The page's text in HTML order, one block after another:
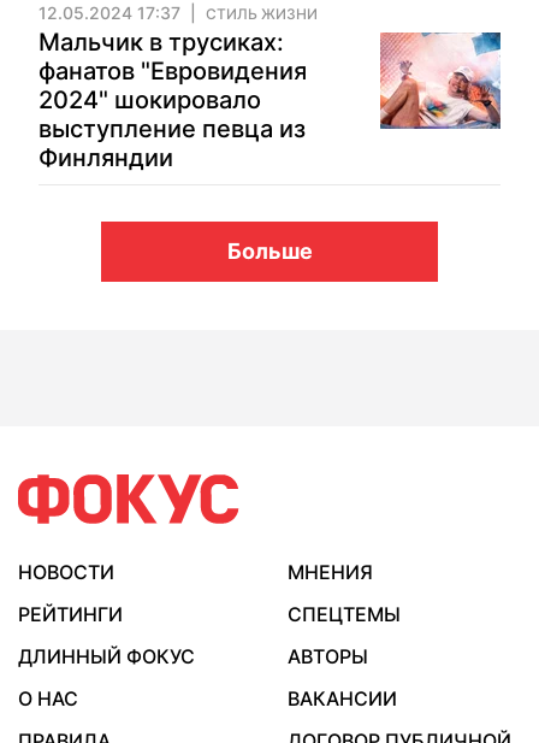
12.05.2024 17:37 СТИЛЬ ЖИЗНИ
Мальчик в трусиках:
фанатов "Евровидения
2024" шокировало
выступление певца из
Финляндии
Больше
НОВОСТИ
МНЕНИЯ
РЕЙТИНГИ
СПЕЦТЕМЫ
ДЛИННЫЙ ФОКУС
АВТОРЫ
О НАС
ВАКАНСИИ